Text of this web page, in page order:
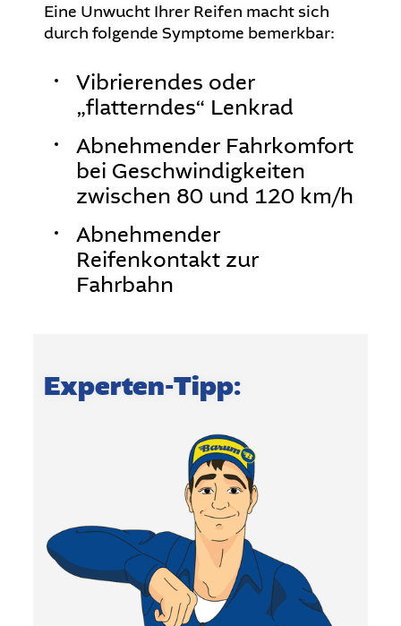
Eine Unwucht Ihrer Reifen macht sich
durch folgende Symptome bemerkbar:
Vibrierendes oder
„flatterndes“ Lenkrad
Abnehmender Fahrkomfort
bei Geschwindigkeiten
zwischen 80 und 120 km/h
Abnehmender
Reifenkontakt zur
Fahrbahn
Experten-Tipp: